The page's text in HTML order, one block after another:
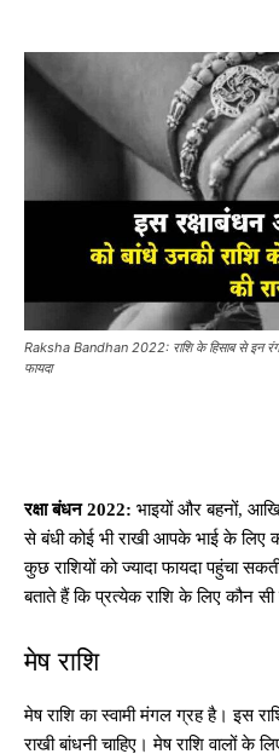
Raksha Bandhan 2022: राशि के हिसाब से इन रंग
फायदा
रक्षा बंधन 2022: भाइयों और बहनों,
से बंधी कोई भी राखी आपके भाई के लिए
कुछ राशियों को ज्यादा फायदा पहुंचा
बताते हैं कि प्रत्येक राशि के लिए कौन
मेष राशि
मेष राशि का स्वामी मंगल ग्रह है। इस
राखी बांधनी चाहिए। मेष राशि वालों के